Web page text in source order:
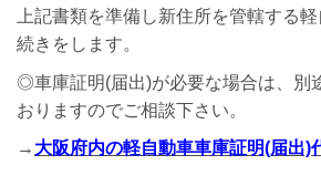
上記書類を準備し新住所を管轄する
続きをします。
◎車庫証明(届出)が必要な場合は、別
おりますのでご相談下さい。
→ 大阪府内の軽自動車車庫証明(届出)